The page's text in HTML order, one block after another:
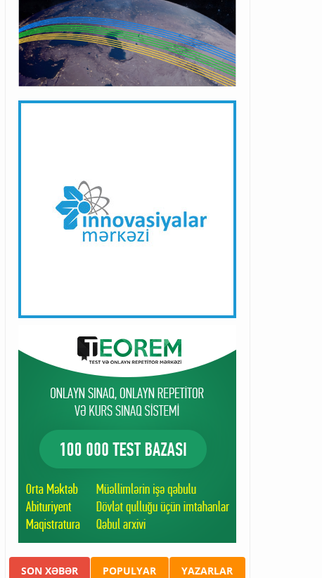
SON XƏBƏR POPULYAR YAZARLAR